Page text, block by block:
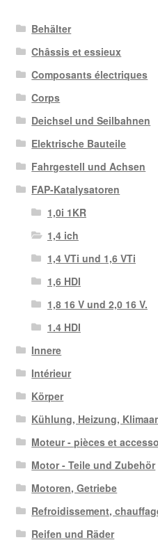
Behälter
Châssis et essieux
Composants électriques
Corps
Deichsel und Seilbahnen
Elektrische Bauteile
Fahrgestell und Achsen
FAP-Katalysatoren
1,0i 1KR
1,4 ich
1,4 VTi und 1,6 VTi
1,6 HDI
1,8 16 V und 2,0 16 V.
1.4 HDI
Innere
Intérieur
Körper
Kühlung, Heizung,
Moteur - pièces et
Motor - Teile und Zubehör
Motoren, Getriebe
Refroidissement,
Reifen und Räder